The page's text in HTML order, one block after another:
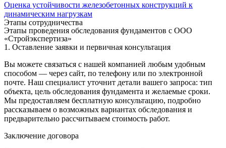
Оценка устойчивости железобетонных конструкций к
динамическим нагрузкам
Этапы сотрудничества
Этапы проведения обследования фундаментов с ООО
«Стройэкспертиза»
1. Оставление заявки и первичная консультация
Вы можете связаться с нашей компанией любым удобным
способом — через сайт, по телефону или по электронной
почте. Наш специалист уточнит детали вашего запроса: тип
объекта, цель обследования фундамента и желаемые сроки.
Мы предоставляем бесплатную консультацию, подробно
рассказываем о возможных вариантах обследования и
предварительно рассчитываем стоимость работ.
Заключение договора